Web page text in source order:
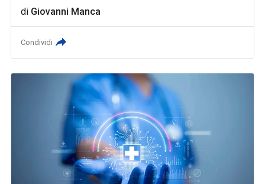
di Giovanni Manca
Condividi